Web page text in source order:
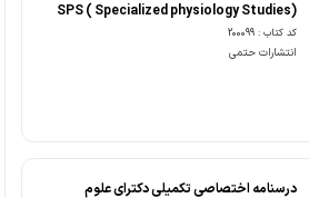
SPS ( Specialized physiology Studies)
کد کتاب : 200099
انتشارات حتمی
درسنامه اختصاصی تکمیلی دکترای علوم